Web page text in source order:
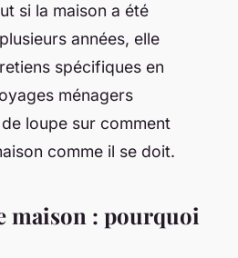
si la maison a été
années, elle
spécifiques en
ménagers
loupe sur comment
comme il se doit.
maison : pourquoi